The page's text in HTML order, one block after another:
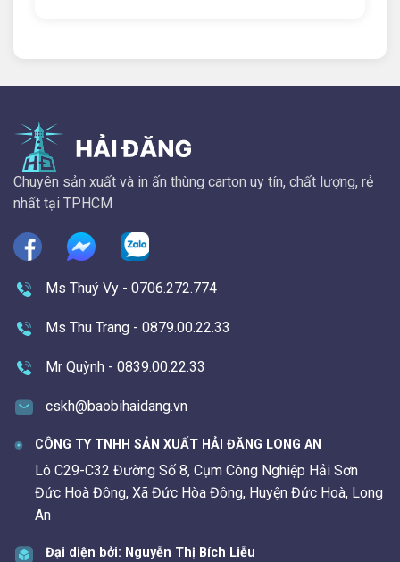
Chuyên sản xuất và in ấn thùng carton uy tín, chất lượng, rẻ
nhất tại TPHCM
Ms Thuý Vy - 0706.272.774
Ms Thu Trang - 0879.00.22.33
Mr Quỳnh - 0839.00.22.33
cskh@baobihaidang.vn
CÔNG TY TNHH SẢN XUẤT HẢI ĐĂNG LONG AN
Lô C29-C32 Đường Số 8, Cụm Công Nghiệp Hải Sơn
Đức Hoà Đông, Xã Đức Hòa Đông, Huyện Đức Hoà, Long
An
Đại diện bởi: Nguyễn Thị Bích Liễu